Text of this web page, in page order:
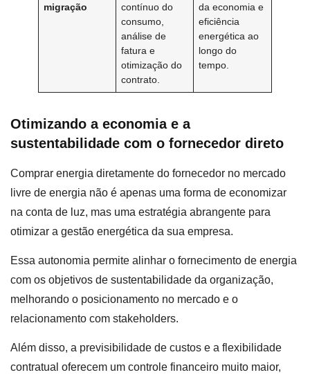
migração
contínuo do
consumo,
análise de
fatura e
otimização do
contrato.
da economia e
eficiência
energética ao
longo do
tempo.
Otimizando a economia e a
sustentabilidade com o fornecedor direto
Comprar energia diretamente do fornecedor no mercado
livre de energia não é apenas uma forma de economizar
na conta de luz, mas uma estratégia abrangente para
otimizar a gestão energética da sua empresa.
Essa autonomia permite alinhar o fornecimento de energia
com os objetivos de sustentabilidade da organização,
melhorando o posicionamento no mercado e o
relacionamento com stakeholders.
Além disso, a previsibilidade de custos e a flexibilidade
contratual oferecem um controle financeiro muito maior,